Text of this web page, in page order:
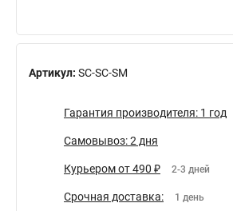
Артикул: SC-SC-SM
Гарантия производителя: 1 год
Самовывоз: 2 дня
Курьером от 490 ₽ 2-3 дней
Срочная доставка: 1 день